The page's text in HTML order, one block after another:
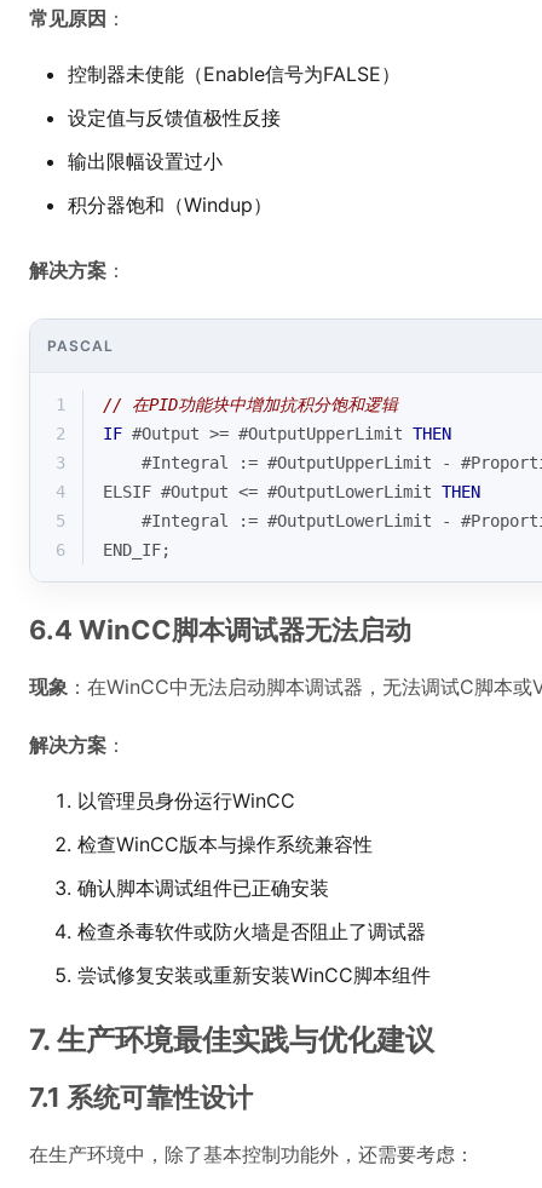
常见原因 ：
控制器未使能（Enable信号为FALSE）
设定值与反馈值极性反接
输出限幅设置过小
积分器饱和（Windup）
解决方案 ：
PASCAL
1
// 在PID功能块中增加抗积分饱和逻辑
2
IF #Output >= #OutputUpperLimit THEN
3
#Integral := #OutputUpperLimit -
4
ELSIF #Output <= #OutputLowerLimit THEN
5
#Integral := #OutputLowerLimit -
6
END_IF;
6.4 WinCC脚本调试器无法启动
现象 ：在WinCC中无法启动脚本调试器，无法调试C脚本或
解决方案 ：
以管理员身份运行WinCC
检查WinCC版本与操作系统兼容性
确认脚本调试组件已正确安装
检查杀毒软件或防火墙是否阻止了调试器
尝试修复安装或重新安装WinCC脚本组件
7. 生产环境最佳实践与优化建议
7.1 系统可靠性设计
在生产环境中，除了基本控制功能外，还需要考虑：